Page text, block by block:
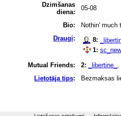
Dzimšanas
diena:
05-08
Bio:
Nothin'
Draugi: 8:
1:
Mutual Friends: 2: _libertine_
Lietotāja tips: Bezmaksas